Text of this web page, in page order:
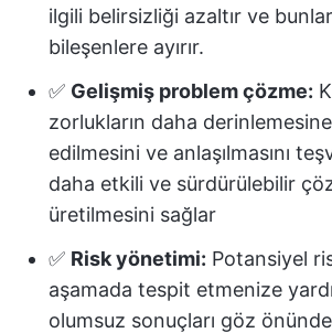
ilgili belirsizliği azaltır ve
bileşenlere ayırır.
✅ Gelişmiş problem çözme:
zorlukların daha
edilmesini ve anlaşılmasını
daha etkili ve sürdürülebilir
üretilmesini sağlar
✅ Risk yönetimi: Potansiyel
aşamada tespit etmenize
olumsuz sonuçları göz önünde